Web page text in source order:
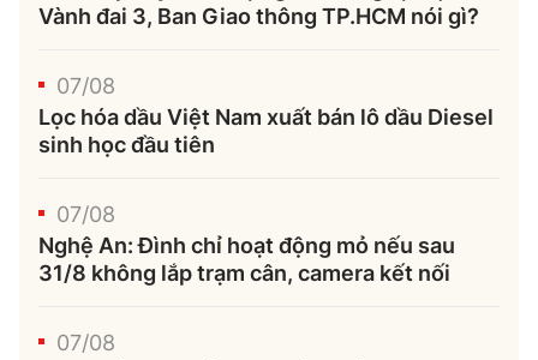
Tổng biên tập: Nguyễn Thị Hồng Nga
Nguyễn Đức Thắng, La Đức Hùng
Hotline:
0901 514 799
Quảng cáo và Phát hành:
Email:bandoc@baoxaydung.vn
Cấm sao chép dưới mọi hình thức nếu không có sự
chấp thuận bằng văn bản.
Vành đai 3, Ban Giao thông TP.HCM nói gì?
07/08
Lọc hóa dầu Việt Nam xuất bán lô dầu Diesel
sinh học đầu tiên
07/08
Nghệ An: Đình chỉ hoạt động mỏ nếu sau
31/8 không lắp trạm cân, camera kết nối
07/08